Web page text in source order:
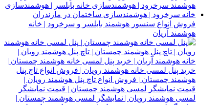
فروش انواع سنسور هوشمند بابلسر و سرخرود | خانه
هوشمند آریان